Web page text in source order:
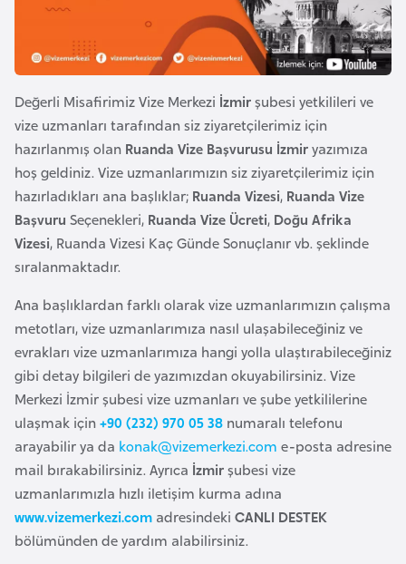
Değerli Misafirimiz Vize Merkezi İzmirşubesi yetkilileri ve
vize uzmanları tarafından siz ziyaretçilerimiz için
hazırlanmış olan Ruanda Vize Başvurusu İzmiryazımıza
hoş geldiniz. Vize uzmanlarımızın siz ziyaretçilerimiz için
hazırladıkları ana başlıklar; Ruanda Vizesi, Ruanda Vize
Başvuru Seçenekleri, Ruanda Vize Ücreti, Doğu Afrika
Vizesi, Ruanda Vizesi Kaç Günde Sonuçlanır vb. şeklinde
sıralanmaktadır.
Ana başlıklardan farklı olarak vize uzmanlarımızın çalışma
metotları, vize uzmanlarımıza nasıl ulaşabileceğiniz ve
evrakları vize uzmanlarımıza hangi yolla ulaştırabileceğiniz
gibi detay bilgileri de yazımızdan okuyabilirsiniz. Vize
Merkezi İzmir şubesi vize uzmanları ve şube yetkililerine
ulaşmak için+90 (232) 970 05 38 numaralı telefonu
arayabilir ya da konak@vizemerkezi.com e-posta adresine
mail bırakabilirsiniz. Ayrıca İzmirşubesi vize
uzmanlarımızla hızlı iletişim kurma adına
www.vizemerkezi.com adresindeki CANLI DESTEK
bölümünden de yardım alabilirsiniz.
n
B
g
a
ş
B
e
l
a
r
u
s
B